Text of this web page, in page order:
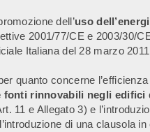
dell’uso
2001/77/CE e 2003/30/
Italiana del 28 marzo
quanto concerne
rinnovabili negli edifici
11 e Allegato 3) e
di una clausola in